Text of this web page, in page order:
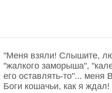
"Меня взяли! Слышите,
"жалкого заморыша",
его оставлять-то"...
Боги кошачьи, как я ждал!